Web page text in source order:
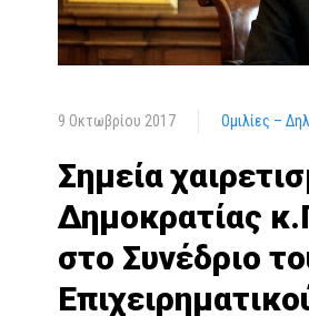
9 Οκτωβρίου 2017 Ομιλίες –
Σημεία
Δημοκρατίας
στο Συνέδριο